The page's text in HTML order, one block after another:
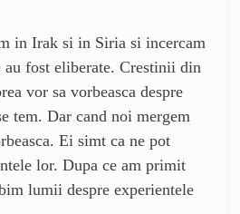
in Irak si in Siria si incercam
au fost eliberate. Crestinii din
vor sa vorbeasca despre
tem. Dar cand noi mergem
Ei simt ca ne pot
lor. Dupa ce am primit
lumii despre experientele